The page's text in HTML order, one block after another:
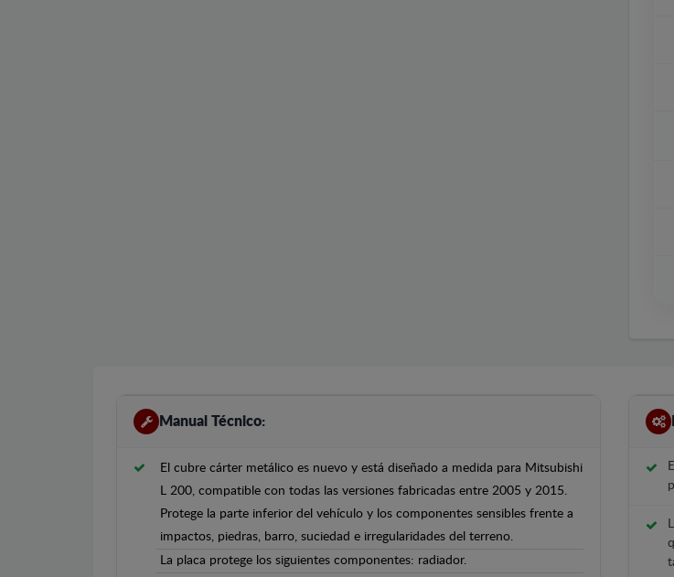
Manual Técnico:
El cubre cárter metálico es nuevo y está diseñado a medida para Mitsubishi
L 200, compatible con todas las versiones fabricadas entre 2005 y 2015.
Protege la parte inferior del vehículo y los componentes sensibles frente a
impactos, piedras, barro, suciedad e irregularidades del terreno.
La placa protege los siguientes componentes: radiador.